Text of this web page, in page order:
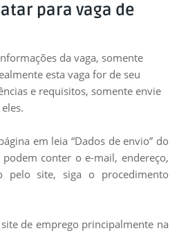
para vaga de
da vaga, somente
esta vaga for de seu
e requisitos, somente envie
em leia “Dados de envio” do
conter o e-mail, endereço,
pelo site, siga o procedimento
de emprego principalmente na